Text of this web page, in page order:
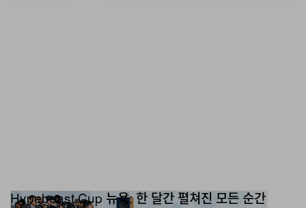
Hypebeast Cup 뉴욕: 한 달간 펼쳐진 모든 순간